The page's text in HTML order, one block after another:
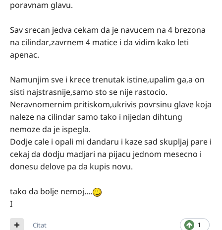
poravnam glavu.
Sav srecan jedva cekam da je navucem na 4 brezona
na cilindar,zavrnem 4 matice i da vidim kako leti
apenac.
Namunjim sve i krece trenutak istine,upalim ga,a on
sisti najstrasnije,samo sto se nije rastocio.
Neravnomernim pritiskom,ukrivis povrsinu glave koja
naleze na cilindar samo tako i nijedan dihtung
nemoze da je ispegla.
Dodje cale i opali mi dandaru i kaze sad skupljaj pare i
cekaj da dodju madjari na pijacu jednom mesecno i
donesu delove pa da kupis novu.
tako da bolje nemoj....
I
1
Citat